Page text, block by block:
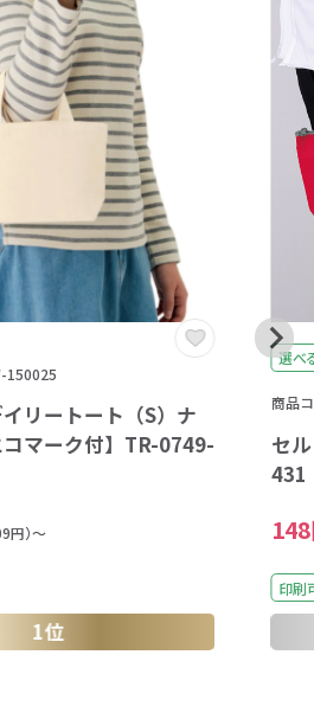
150025
リートート（S）ナ
マーク付】TR-0749-
円）～
1位
選べ
商品
セ
431
印刷